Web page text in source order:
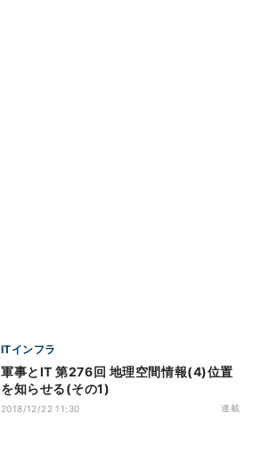
ITインフラ
軍事とIT 第276回 地理空間情報(4)位置
を知らせる(その1)
2018/12/22 11:30 連載